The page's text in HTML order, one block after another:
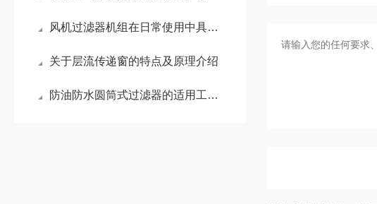
风机过滤器机组在日常使用中具有5大优点
关于层流传递窗的特点及原理介绍
防油防水圆筒式过滤器的适用工况与特性